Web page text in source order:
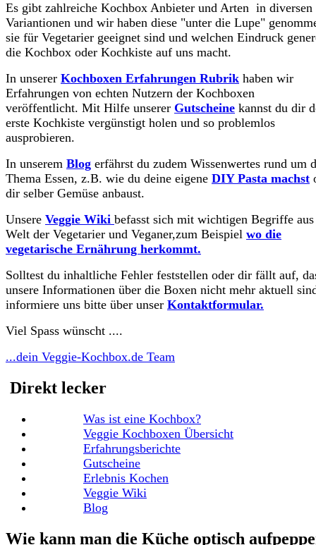
Es gibt zahlreiche Kochbox Anbieter und Arten in diversen
Variantionen und wir haben diese "unter die Lupe"
sie für Vegetarier geeignet sind und welchen Eindruck
die Kochbox oder Kochkiste auf uns macht.
In unserer Kochboxen Erfahrungen Rubrik haben wir
Erfahrungen von echten Nutzern der Kochboxen
veröffentlicht. Mit Hilfe unserer Gutscheine kannst du dir
erste Kochkiste vergünstigt holen und so problemlos
ausprobieren.
In unserem Blog erfährst du zudem Wissenwertes rund um
Thema Essen, z.B. wie du deine eigene DIY Pasta machst
dir selber Gemüse anbaust.
Unsere Veggie Wiki befasst sich mit wichtigen Begriffe
Welt der Vegetarier und Veganer,zum Beispiel wo die
vegetarische Ernährung herkommt.
Solltest du inhaltliche Fehler feststellen oder dir fällt auf,
unsere Informationen über die Boxen nicht mehr aktuell
informiere uns bitte über unser Kontaktformular.
Viel Spass wünscht ....
...dein Veggie-Kochbox.de Team
Direkt lecker
Was ist eine Kochbox?
Veggie Kochboxen Übersicht
Erfahrungsberichte
Gutscheine
Erlebnis Kochen
Veggie Wiki
Blog
Wie kann man die Küche optisch